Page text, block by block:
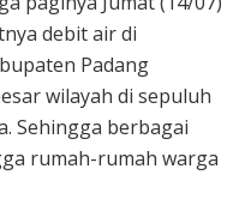
debit air di
Padang
wilayah di sepuluh
Sehingga berbagai
rumah-rumah warga